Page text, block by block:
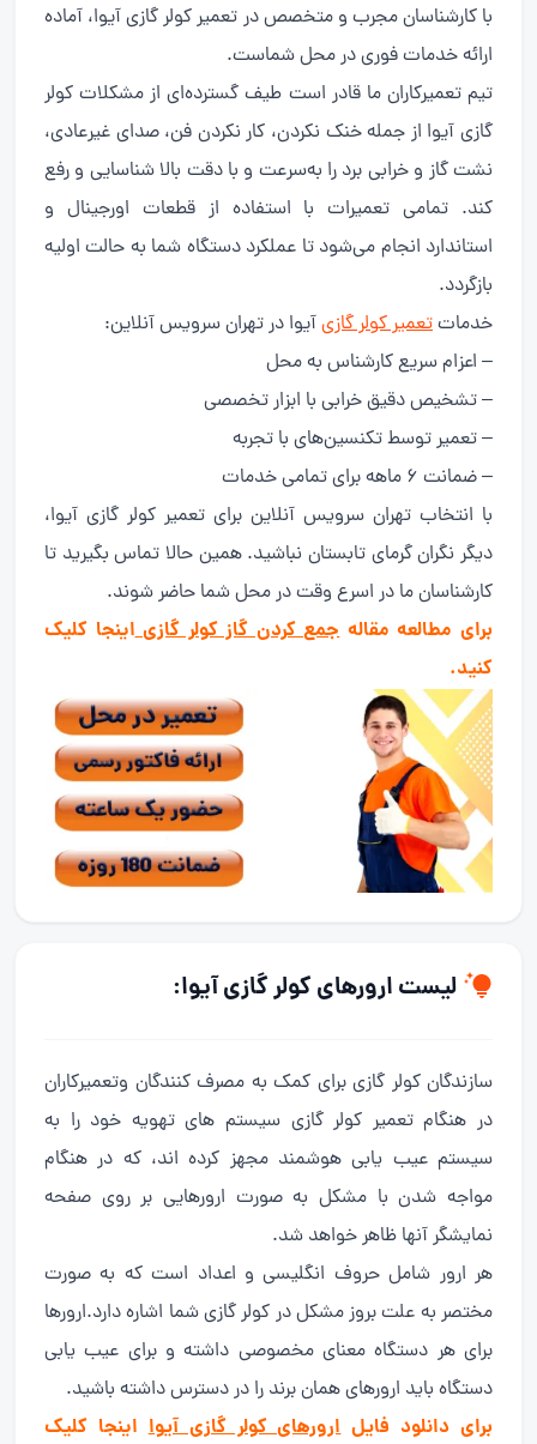
با کارشناسان مجرب و متخصص در تعمیر کولر گازی آیوا، آماده
ارائه خدمات فوری در محل شماست.
تیم تعمیرکاران ما قادر است طیف گسترده‌ای از مشکلات کولر
گازی آیوا از جمله خنک نکردن، کار نکردن فن، صدای غیرعادی،
نشت گاز و خرابی برد را به‌سرعت و با دقت بالا شناسایی و رفع
کند. تمامی تعمیرات با استفاده از قطعات اورجینال و
استاندارد انجام می‌شود تا عملکرد دستگاه شما به حالت اولیه
بازگردد.
خدماتتعمیر کولر گازیآیوا در تهران سرویس آنلاین:
– اعزام سریع کارشناس به محل
– تشخیص دقیق خرابی با ابزار تخصصی
– تعمیر توسط تکنسین‌های با تجربه
– ضمانت ۶ ماهه برای تمامی خدمات
با انتخاب تهران سرویس آنلاین برای تعمیر کولر گازی آیوا،
دیگر نگران گرمای تابستان نباشید. همین حالا تماس بگیرید تا
کارشناسان ما در اسرع وقت در محل شما حاضر شوند.
برای مطالعه مقالهجمع كردن گاز كولر گازیاینجا کلیک
کنید.
لیست ارورهای کولر گازی آیوا:
سازندگان کولر گازی برای کمک به مصرف کنندگان وتعمیرکاران
در هنگام تعمیر کولر گازی سیستم های تهویه خود را به
سیستم عیب یابی هوشمند مجهز کرده اند، که در هنگام
مواجه شدن با مشکل به صورت ارورهایی بر روی صفحه
نمایشگر آنها ظاهر خواهد شد.
هر ارور شامل حروف انگلیسی و اعداد است که به صورت
مختصر به علت بروز مشکل در کولر گازی شما اشاره دارد.ارورها
برای هر دستگاه معنای مخصوصی داشته و برای عیب یابی
دستگاه باید ارورهای همان برند را در دسترس داشته باشید.
برای دانلود فایلارورهای کولر گازی آیوااینجا کلیک